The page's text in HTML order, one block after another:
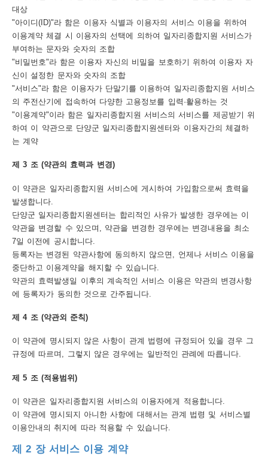
대상
"아이디(ID)"라 함은 이용자 식별과 이용자의 서비스 이용을 위하여
이용계약 체결 시 이용자의 선택에 의하여 일자리종합지원 서비스가
부여하는 문자와 숫자의 조합
"비밀번호"라 함은 이용자 자신의 비밀을 보호하기 위하여 이용자 자
신이 설정한 문자와 숫자의 조합
"서비스"라 함은 이용자가 단말기를 이용하여 일자리종합지원 서비스
의 주전산기에 접속하여 다양한 고용정보를 입력·활용하는 것
"이용계약"이라 함은 일자리종합지원 서비스의 서비스를 제공받기 위
하여 이 약관으로 단양군 일자리종합지원센터와 이용자간의 체결하
는 계약
제 3 조 (약관의 효력과 변경)
이 약관은 일자리종합지원 서비스에 게시하여 가입함으로써 효력을
발생합니다.
단양군 일자리종합지원센터는 합리적인 사유가 발생한 경우에는 이
약관을 변경할 수 있으며, 약관을 변경한 경우에는 변경내용을 최소
7일 이전에 공시합니다.
등록자는 변경된 약관사항에 동의하지 않으면, 언제나 서비스 이용을
중단하고 이용계약을 해지할 수 있습니다.
약관의 효력발생일 이후의 계속적인 서비스 이용은 약관의 변경사항
에 등록자가 동의한 것으로 간주됩니다.
제 4 조 (약관외 준칙)
이 약관에 명시되지 않은 사항이 관계 법령에 규정되어 있을 경우 그
규정에 따르며, 그렇지 않은 경우에는 일반적인 관례에 따릅니다.
제 5 조 (적용범위)
이 약관은 일자리종합지원 서비스의 이용자에게 적용합니다.
이 약관에 명시되지 아니한 사항에 대해서는 관계 법령 및 서비스별
이용안내의 취지에 따라 적용할 수 있습니다.
제 2 장 서비스 이용 계약
뉴
사
이
개
인
정
보
처
리
방
저
작
보
호
정